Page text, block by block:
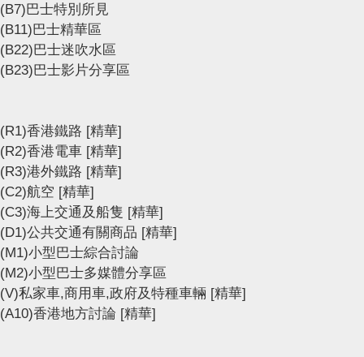
(B7)巴士特別所見
(B11)巴士精華區
(B22)巴士迷吹水區
(B23)巴士影片分享區
(R1)香港鐵路 [精華]
(R2)香港電車 [精華]
(R3)港外鐵路 [精華]
(C2)航空 [精華]
(C3)海上交通及船隻 [精華]
(D1)公共交通有關商品 [精華]
(M1)小型巴士綜合討論
(M2)小型巴士多媒體分享區
(V)私家車,商用車,政府及特種車輛 [精華]
(A10)香港地方討論 [精華]